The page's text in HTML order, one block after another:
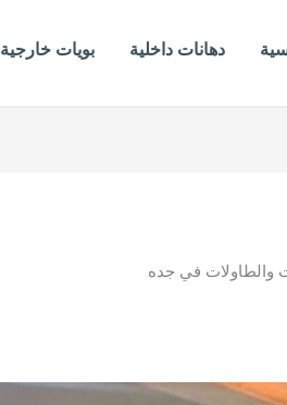
دهانات داخلية بويات خارجية